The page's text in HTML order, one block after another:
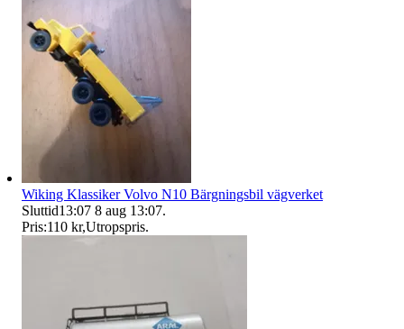
Wiking Klassiker Volvo N10 Bärgningsbil vägverket
Sluttid13:07 8 aug 13:07.
Pris:110 kr,Utropspris.